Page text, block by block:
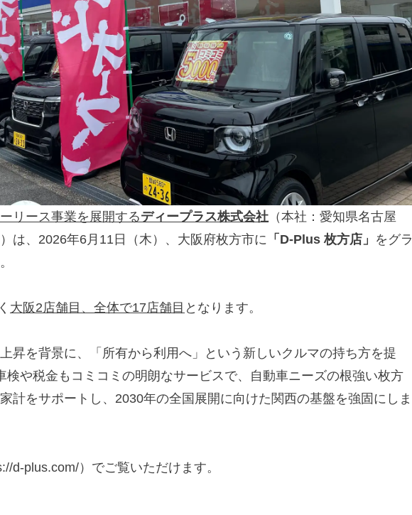
リース事業を展開するディープラス株式会社 （本社：愛知県名古屋
は、2026年6月11日（木）、大阪府枚方市に 「D-Plus 枚方店」 をグラ
大阪2店舗目、全体で17店舗目 となります。
昇を背景に、「所有から利用へ」という新しいクルマの持ち方を提
検や税金もコミコミの明朗なサービスで、自動車ニーズの根強い枚方
計をサポートし、2030年の全国展開に向けた関西の基盤を強固にしま
d-plus.com/）でご覧いただけます。